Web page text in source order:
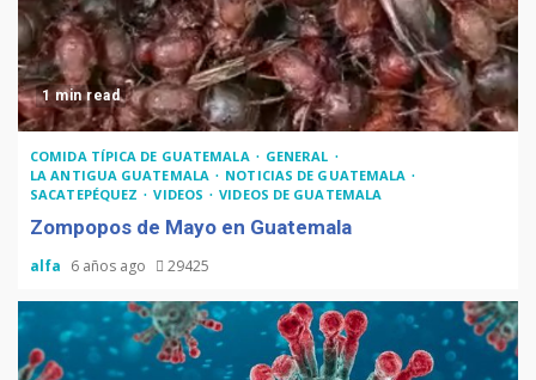
1 min read
COMIDA TÍPICA DE GUATEMALA
GENERAL
LA ANTIGUA GUATEMALA
NOTICIAS DE GUATEMALA
SACATEPÉQUEZ
VIDEOS VIDEOS DE GUATEMALA
Zompopos de Mayo en Guatemala
alfa 6 años ago 29425